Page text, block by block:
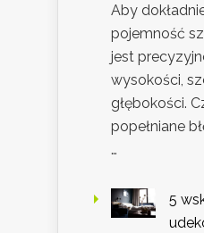
Aby
pojemność
jest
wysokości,
głębokości.
popełniane
…
5